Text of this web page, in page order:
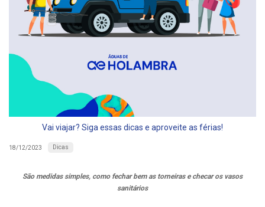
Vai viajar? Siga essas dicas e aproveite as férias!
18/12/2023 Dicas
São medidas simples, como fechar bem as torneiras e checar os vasos
sanitários